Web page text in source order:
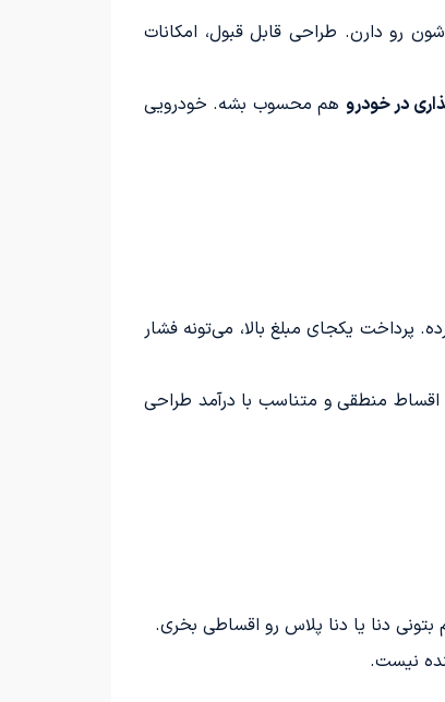
رو دارن. طراحی قابل قبول، امکانات
در خودرو هم محسوب بشه. خودرویی
پرداخت یکجای مبلغ بالا، می‌تونه فشار
منطقی و متناسب با درآمد طراحی
بتونی دنا یا دنا پلاس رو اقساطی بخری.
نیست.